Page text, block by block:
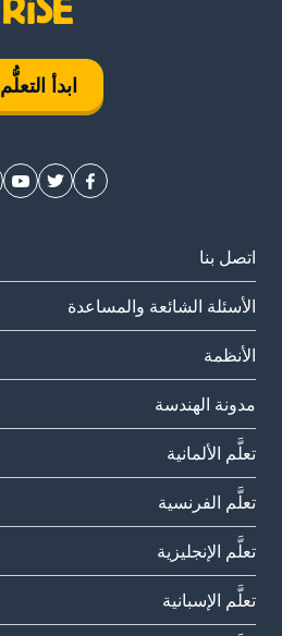
ابدأ التعلُّم
اتصل بنا
الأسئلة الشائعة والمساعدة
الأنظمة
مدونة الهندسة
تعلَّم الألمانية
تعلَّم الفرنسية
تعلَّم الإنجليزية
تعلَّم الإسبانية